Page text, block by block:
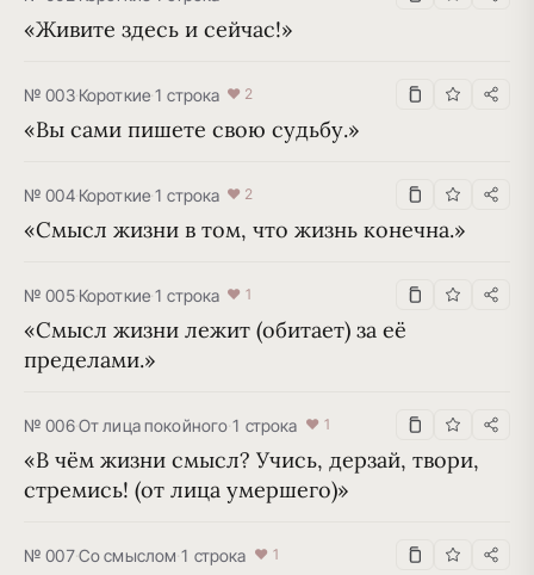
«Живите здесь и сейчас!»
№ 003·Короткие·1 строка ♥ 2
«Вы сами пишете свою судьбу.»
№ 004·Короткие·1 строка ♥ 2
«Смысл жизни в том, что жизнь конечна.»
№ 005·Короткие·1 строка ♥ 1
«Смысл жизни лежит (обитает) за её
пределами.»
№ 006·От лица покойного·1 строка ♥ 1
«В чём жизни смысл? Учись, дерзай, твори,
стремись! (от лица умершего)»
№ 007·Со смыслом·1 строка ♥ 1